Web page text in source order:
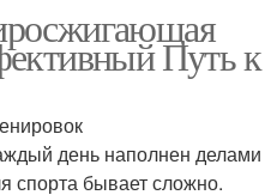
Путь к
день наполнен делами
спорта бывает сложно.